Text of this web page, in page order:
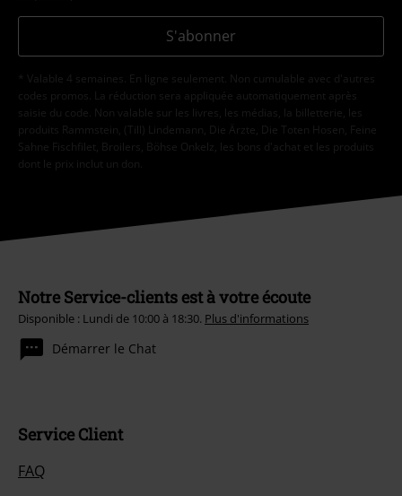
S'abonner
* Valable 4 semaines. En ligne seulement. Non cumulable avec d'autres
codes promos. La réduction sera appliquée automatiquement après
saisie du code. Non valable sur les livres, les médias, la billetterie, les
produits Rammstein, (Till) Lindemann, Die Ärzte, Die Toten Hosen, Feine
Sahne Fischfilet, Broilers, Böhse Onkelz, les bons d'achat et les produits
dont le prix inclut un don.
Notre Service-clients est à votre écoute
Disponible : Lundi de 10:00 à 18:30. Plus d'informations
Démarrer le Chat
Service Client
FAQ